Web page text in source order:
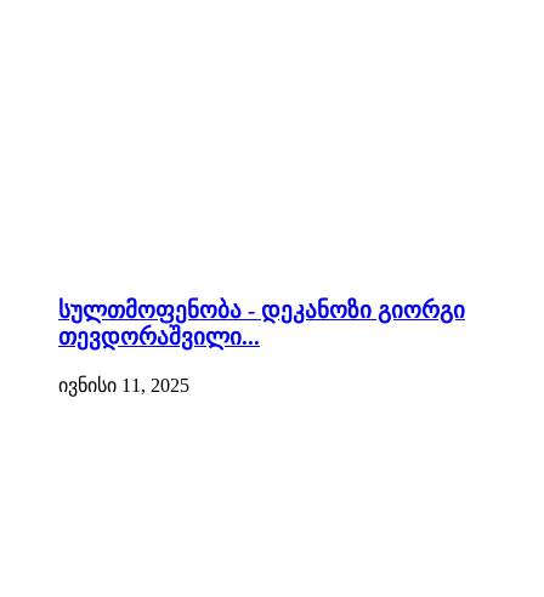
სულთმოფენობა - დეკანოზი გიორგი
თევდორაშვილი...
ივნისი 11, 2025